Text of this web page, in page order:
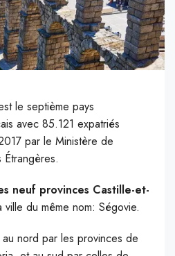
le septième pays
avec 85.121 expatriés
par le Ministère de
neuf provinces Castille-et-
du même nom: Ségovie.
nord par les provinces de